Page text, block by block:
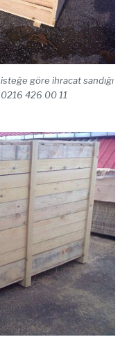
isteğe göre ihracat sandığı
0216 426 00 11